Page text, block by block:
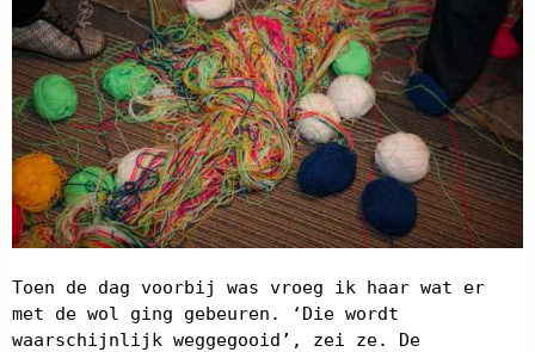
Toen de dag voorbij was vroeg ik haar wat er
met de wol ging gebeuren. ‘Die wordt
waarschijnlijk weggegooid’, zei ze. De